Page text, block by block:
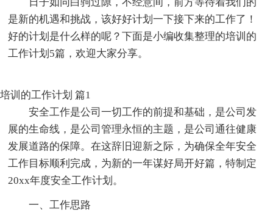
是新的机遇和挑战，该好好计划一下接下来的工作了！
好的计划是什么样的呢？下面是小编收集整理的培训的
工作计划5篇，欢迎大家分享。
培训的工作计划 篇1
安全工作是公司一切工作的前提和基础，是公司发
展的生命线，是公司管理永恒的主题，是公司通往健康
发展道路的保障。在这辞旧迎新之际，为确保全年安全
工作目标顺利完成，为新的一年谋好局开好篇，特制定
20xx年度安全工作计划。
一、工作思路